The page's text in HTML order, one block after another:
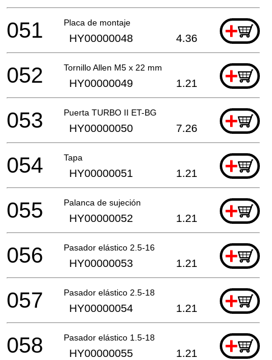
Placa de montaje +
051 HY00000048 4.36
Tornillo Allen M5 x 22 mm +
052 HY00000049 1.21
Puerta TURBO II ET-BG +
053 HY00000050 7.26
Tapa +
054 HY00000051 1.21
Palanca de sujeción +
055 HY00000052 1.21
Pasador elástico 2.5-16 +
056 HY00000053 1.21
Pasador elástico 2.5-18 +
057 HY00000054 1.21
Pasador elástico 1.5-18 +
058 HY00000055 1.21